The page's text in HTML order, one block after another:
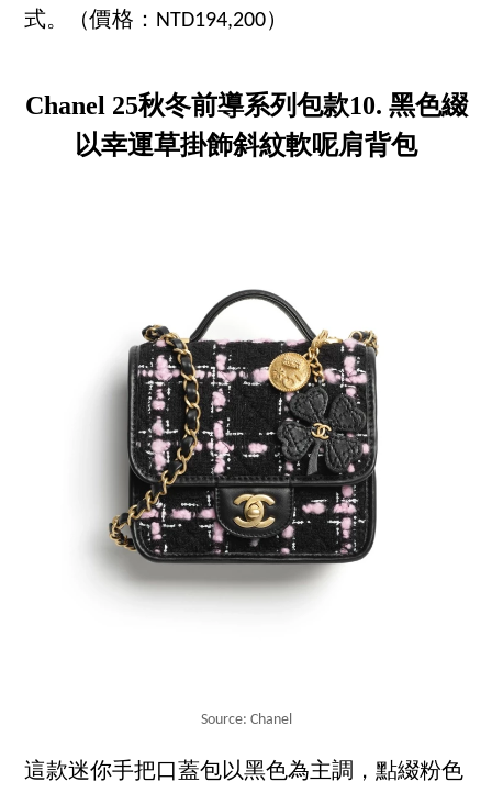
式。（價格：NTD194,200）
Chanel 25秋冬前導系列包款10. 黑色綴
以幸運草掛飾斜紋軟呢肩背包
Source: Chanel
這款迷你手把口蓋包以黑色為主調，點綴粉色